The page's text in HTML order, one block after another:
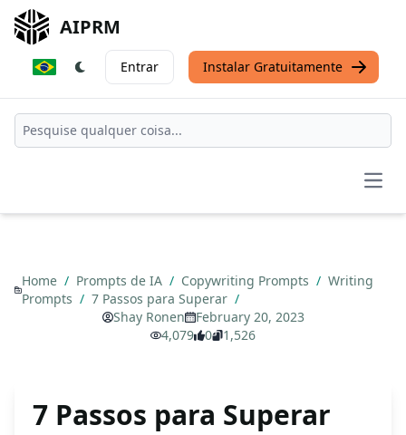
AIPRM
Entrar Instalar Gratuitamente
Home / Prompts de IA / Copywriting Prompts / Writing
Prompts / 7 Passos para Superar /
Shay Ronen
February 20, 2023
4,079
0 1,526
7 Passos para Superar